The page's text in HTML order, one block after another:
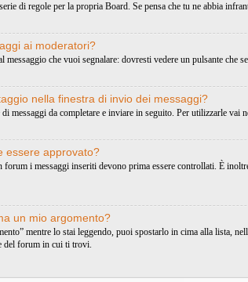
di regole per la propria Board. Se pensa che tu ne abbia
ai moderatori?
messaggio che vuoi segnalare: dovresti vedere un pulsante
nella finestra di invio dei messaggi?
messaggi da completare e inviare in seguito. Per utilizzarle vai
essere approvato?
forum i messaggi inseriti devono prima essere controllati. È
un mio argomento?
mentre lo stai leggendo, puoi spostarlo in cima alla lista,
del forum in cui ti trovi.